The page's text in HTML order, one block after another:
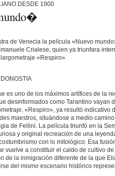
DESDE 1900
de Venecia la película «Nuevo
Crialese, quien ya triunfara
«Respiro».
es uno de los máximos artífices de la
desinformados como Tarantino vayan
«Respiro», ya resultó indicativo
maestros, situándose a medio
de Fellini. La película triunfó en la
y original recreación de una
con lo mitológico. Esa
vuelve a constituir el caldo de cultivo
de la inmigración diferente de la que
del mismo escenario histórico